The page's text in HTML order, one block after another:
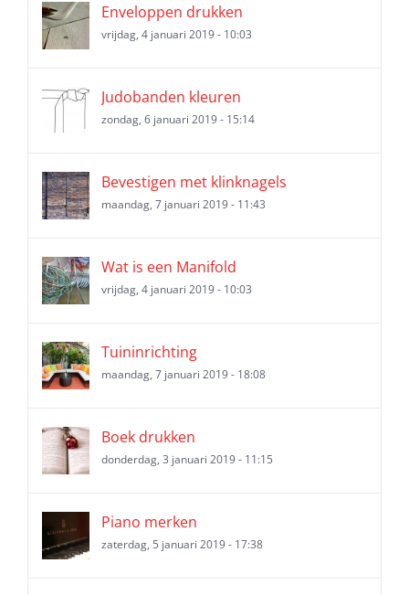
Enveloppen drukken
vrijdag, 4 januari 2019 - 10:03
Judobanden kleuren
zondag, 6 januari 2019 - 15:14
Bevestigen met klinknagels
maandag, 7 januari 2019 - 11:43
Wat is een Manifold
vrijdag, 4 januari 2019 - 10:03
Tuininrichting
maandag, 7 januari 2019 - 18:08
Boek drukken
donderdag, 3 januari 2019 - 11:15
Piano merken
zaterdag, 5 januari 2019 - 17:38